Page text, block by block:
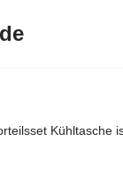
Kühltasche